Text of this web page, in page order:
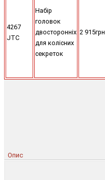
4267
JTC
Набір
головок
двосторонніх
для колісних
секреток
2 915грн.
Опис